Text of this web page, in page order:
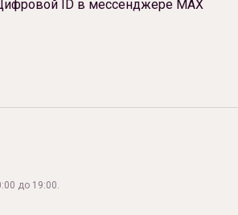
ID в мессенджере МАХ
до 19:00.